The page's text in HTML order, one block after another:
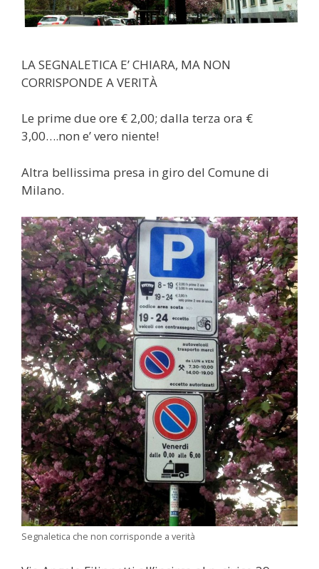
LA SEGNALETICA E’ CHIARA, MA NON
CORRISPONDE A VERITÀ
Le prime due ore € 2,00; dalla terza ora €
3,00….non e’ vero niente!
Altra bellissima presa in giro del Comune di
Milano.
Segnaletica che non corrisponde a verità